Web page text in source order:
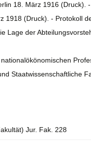
18. März 1916 (Druck).
1918 (Druck). - Protokoll
Lage der
Staatwissenschaftliche
Jur. Fak. 228